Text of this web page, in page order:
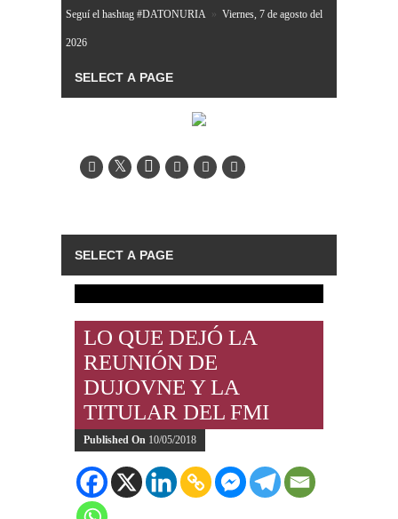
Seguí el hashtag #DATONURIA » Viernes, 7 de agosto del
2026
LO QUE DEJÓ LA
REUNIÓN DE
DUJOVNE Y LA
TITULAR DEL FMI
Published On 10/05/2018